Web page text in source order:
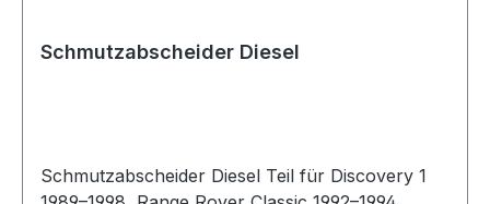
Schmutzabscheider Diesel
Schmutzabscheider Diesel Teil für Discovery 1